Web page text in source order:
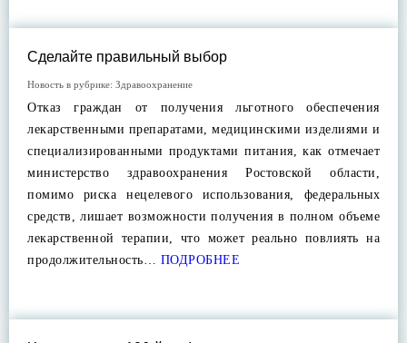
Сделайте правильный выбор
Новость в рубрике: Здравоохранение
Отказ граждан от получения льготного обеспечения
лекарственными препаратами, медицинскими изделиями и
специализированными продуктами питания, как отмечает
министерство здравоохранения Ростовской области,
помимо риска нецелевого использования, федеральных
средств, лишает возможности получения в полном объеме
лекарственной терапии, что может реально повлиять на
продолжительность… ПОДРОБНЕЕ